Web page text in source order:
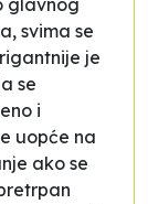
glavnog
svima se
je
se
i
uopće na
ako se